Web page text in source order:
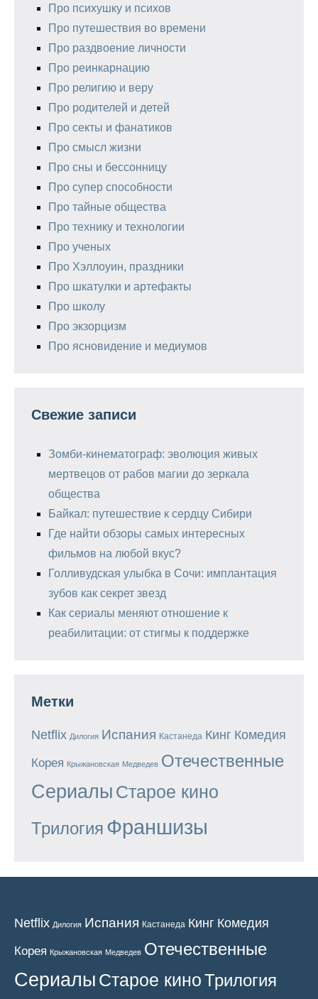
Про психушку и психов
Про путешествия во времени
Про раздвоение личности
Про реинкарнацию
Про религию и веру
Про родителей и детей
Про секты и фанатиков
Про смысл жизни
Про сны и бессонницу
Про супер способности
Про тайные общества
Про технику и технологии
Про ученых
Про Хэллоуин, праздники
Про шкатулки и артефакты
Про школу
Про экзорцизм
Про ясновидение и медиумов
Свежие записи
Зомби-кинематограф: эволюция живых
мертвецов от рабов магии до зеркала
общества
Байкал: путешествие к сердцу Сибири
Где найти обзоры самых интересных
фильмов на любой вкус?
Голливудская улыбка в Сочи: имплантация
зубов как секрет звезд
Как сериалы меняют отношение к
реабилитации: от стигмы к поддержке
Метки
Netflix Дилогия Испания Кастанеда Кинг Комедия
Корея Крыжановская Медведев Отечественные
Сериалы Старое кино
Трилогия Франшизы
Netflix Дилогия Испания Кастанеда Кинг Комедия
Корея Крыжановская Медведев Отечественные
Сериалы Старое киноТрилогия